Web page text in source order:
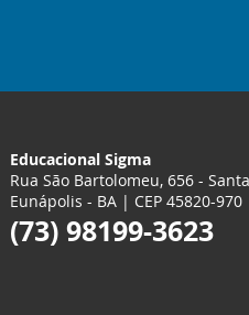
Educacional Sigma
Rua São Bartolomeu, 656 -
Eunápolis - BA | CEP 45820-970
(73) 98199-3623